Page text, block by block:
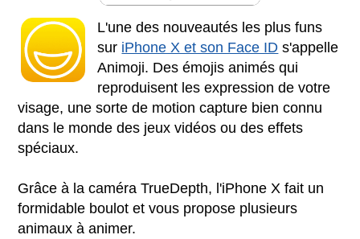
L'une des nouveautés les plus funs
sur iPhone X et son Face ID s'appelle
Animoji. Des émojis animés qui
reproduisent les expression de votre
visage, une sorte de motion capture bien connu
dans le monde des jeux vidéos ou des effets
spéciaux.
Grâce à la caméra TrueDepth, l'iPhone X fait un
formidable boulot et vous propose plusieurs
animaux à animer.